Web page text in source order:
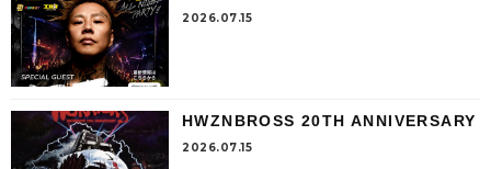
2026.07.15
HWZNBROSS 20TH ANNIVERSARY
2026.07.15